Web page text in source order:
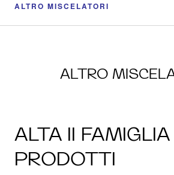
ALTRO MISCELATORI
ALTRO
ALTA II FAMIGLIA
PRODOTTI